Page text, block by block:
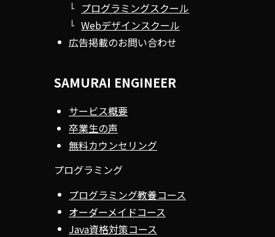
プログラミングスクール
Webデザインスクール
広告掲載のお問い合わせ
SAMURAI ENGINEER
サービス概要
卒業生の声
無料カウンセリング
プログラミング
プログラミング教養コース
オーダーメイドコース
Java資格対策コース